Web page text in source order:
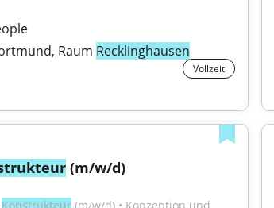
Raum Recklinghausen
Vollzeit
(m/w/d)